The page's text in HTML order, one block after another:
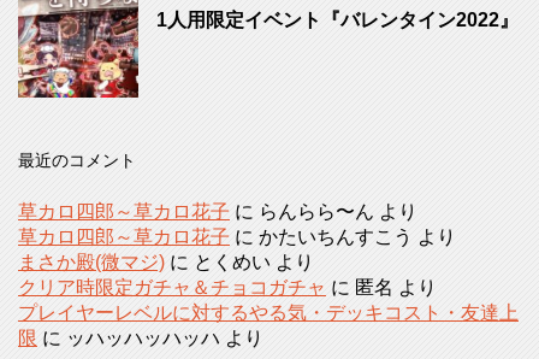
1人用限定イベント『バレンタイン2022』
最近のコメント
草カロ四郎～草カロ花子 に らんらら〜ん より
草カロ四郎～草カロ花子 に かたいちんすこう より
まさか殿(微マジ) に とくめい より
クリア時限定ガチャ＆チョコガチャ に 匿名 より
プレイヤーレベルに対するやる気・デッキコスト・友達上
限 に ッハッハッハッハ より